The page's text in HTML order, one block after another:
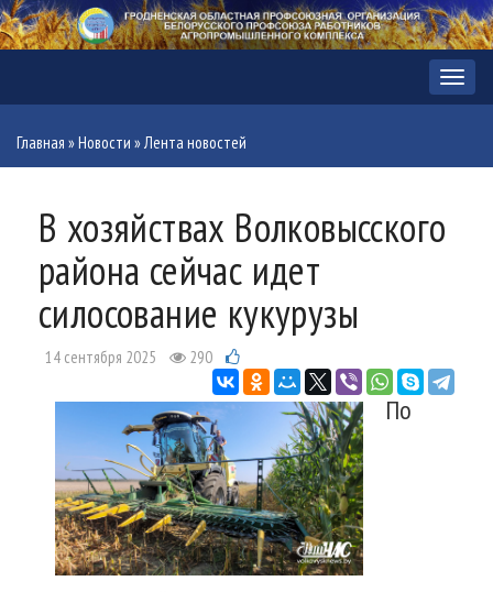
Меню
Главная »Новости »Лента новостей
В хозяйствах Волковысского
района сейчас идет
силосование кукурузы
14 сентября 2025 290
По